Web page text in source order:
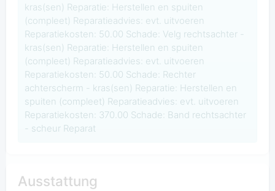
kras(sen) Reparatie: Herstellen en spuiten
(compleet) Reparatieadvies: evt. uitvoeren
Reparatiekosten: 50.00 Schade: Velg rechtsachter -
kras(sen) Reparatie: Herstellen en spuiten
(compleet) Reparatieadvies: evt. uitvoeren
Reparatiekosten: 50.00 Schade: Rechter
achterscherm - kras(sen) Reparatie: Herstellen en
spuiten (compleet) Reparatieadvies: evt. uitvoeren
Reparatiekosten: 370.00 Schade: Band rechtsachter
- scheur Reparat
Ausstattung